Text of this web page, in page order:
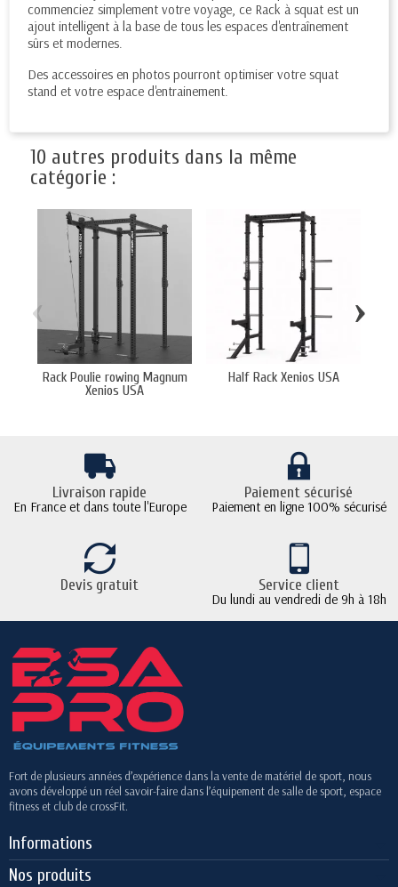
commenciez simplement votre voyage, ce Rack à squat est un
ajout intelligent à la base de tous les espaces d'entraînement
sûrs et modernes.
Des accessoires en photos pourront optimiser votre squat
stand et votre espace d'entrainement.
10 autres produits dans la même
catégorie :
Rack Poulie rowing Magnum
Xenios USA
Half Rack Xenios USA
‹ ›
Livraison rapide
En France et dans toute l'Europe
Paiement sécurisé
Paiement en ligne 100% sécurisé
Devis gratuit Service client
Du lundi au vendredi de 9h à 18h
Fort de plusieurs années d’expérience dans la vente de matériel de sport, nous
avons développé un réel savoir-faire dans l’équipement de salle de sport, espace
fitness et club de crossFit.
Informations
Nos produits